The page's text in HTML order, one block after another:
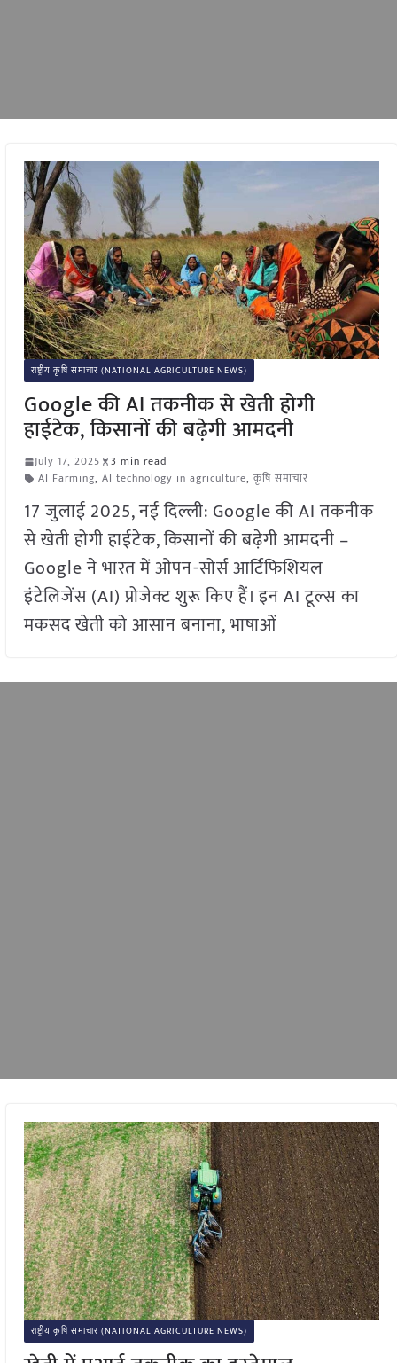
राष्ट्रीय कृषि समाचार (NATIONAL AGRICULTURE NEWS)
Google की AI तकनीक से खेती होगी
हाईटेक, किसानों की बढ़ेगी आमदनी
July 17, 2025
3 min read
AI Farming, AI technology in agriculture, कृषि समाचार
17 जुलाई 2025, नई दिल्ली: Google की AI तकनीक
से खेती होगी हाईटेक, किसानों की बढ़ेगी आमदनी –
Google ने भारत में ओपन-सोर्स आर्टिफिशियल
इंटेलिजेंस (AI) प्रोजेक्ट शुरू किए हैं। इन AI टूल्स का
मकसद खेती को आसान बनाना, भाषाओं
राष्ट्रीय कृषि समाचार (NATIONAL AGRICULTURE NEWS)